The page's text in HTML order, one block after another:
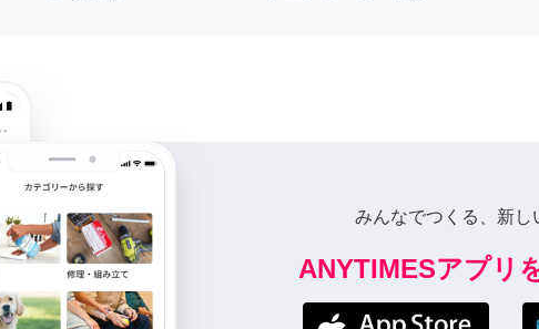
みんなでつくる、新し
ANYTIMESアプリ